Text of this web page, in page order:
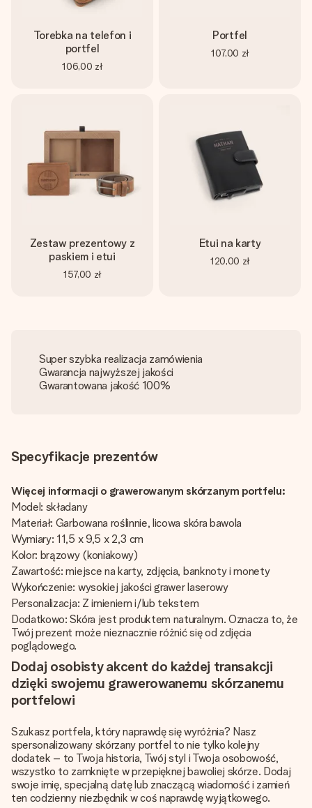
Torebka na telefon i
portfel
106,00 zł
Portfel
107,00 zł
Zestaw prezentowy z
paskiem i etui
157,00 zł
Etui na karty
120,00 zł
Super szybka realizacja zamówienia
Gwarancja najwyższej jakości
Gwarantowana jakość 100%
Specyfikacje prezentów
Więcej informacji o grawerowanym skórzanym portfelu:
Model: składany
Materiał: Garbowana roślinnie, licowa skóra bawola
Wymiary: 11,5 x 9,5 x 2,3 cm
Kolor: brązowy (koniakowy)
Zawartość: miejsce na karty, zdjęcia, banknoty i monety
Wykończenie: wysokiej jakości grawer laserowy
Personalizacja: Z imieniem i/lub tekstem
Dodatkowo: Skóra jest produktem naturalnym. Oznacza to, że
Twój prezent może nieznacznie różnić się od zdjęcia
poglądowego.
Dodaj osobisty akcent do każdej transakcji
dzięki swojemu grawerowanemu skórzanemu
portfelowi
Szukasz portfela, który naprawdę się wyróżnia? Nasz
spersonalizowany skórzany portfel to nie tylko kolejny
dodatek – to Twoja historia, Twój styl i Twoja osobowość,
wszystko to zamknięte w przepięknej bawoliej skórze. Dodaj
swoje imię, specjalną datę lub znaczącą wiadomość i zamień
ten codzienny niezbędnik w coś naprawdę wyjątkowego.